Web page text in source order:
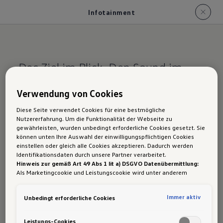
Infotainment
Das Ziel im Blick. Den Sound im
Der Golf:
Infotainment
Radio "Ready 2 Discover"
DasRadio "Ready 2 Discover"
sorgt mit 6
Lautsprechern und einem Centerspeaker für
Verwendung von Cookies
Diese Seite verwendet Cookies für eine bestmögliche
Nutzererfahrung. Um die Funktionalität der Webseite zu
gewährleisten, wurden unbedingt erforderliche Cookies gesetzt. Sie
können unten Ihre Auswahl der einwilligungspflichtigen Cookies
einstellen oder gleich alle Cookies akzeptieren. Dadurch werden
Identifikationsdaten durch unsere Partner verarbeitet.
Hinweis zur gemäß Art 49 Abs 1 lit a) DSGVO Datenübermittlung:
Als Marketingcookie und Leistungscookie wird unter anderem
Daten in die USA (insbesondere dort an die Google LLC) weitergibt.
Unbedingt erforderliche Cookies Immer aktiv
Leistungs-Cookies